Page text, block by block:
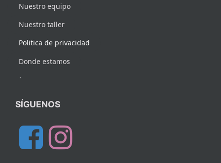
Nuestro equipo
Nuestro taller
Politica de privacidad
Donde estamos
.
SÍGUENOS